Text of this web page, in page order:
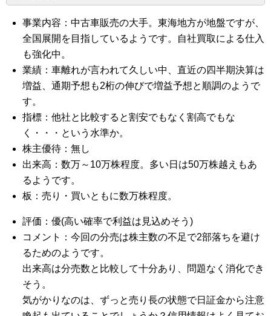
事業内容：中古車販売の大手。東海地方が地盤ですが、
全国展開を目指しているようです。自社買取による仕入
も強化中。
業績：車離れが言われて久しい中、直近の四半期決算は
増益、通期予想も2桁の伸びで増益予想と順調のようで
す。
指標：他社と比較すると割安でもなく割高でもな
く・・・という水準か。
株主優待：無し
出来高：数万～10万株程度。多い日は50万株越えもあ
るようです。
板：売り・買いともに数万株程度。
評価：優(高い確率で利益は見込めそう)
コメント：今回の分売は株主数の不足で2部落ちを避け
るためのようです。
出来高は分売数と比較して十分あり、問題なく消化でき
そう。
気がかりなのは、ずっと売り長の状態で日証金から注意